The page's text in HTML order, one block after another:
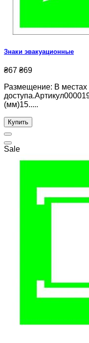
Знаки эвакуационные
₴67 ₴69
Размещение: В местах
(мм)15.....
Купить
Sale